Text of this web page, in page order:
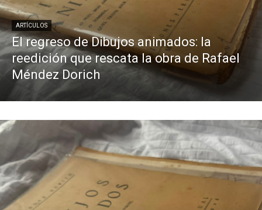
ARTÍCULOS
El regreso de Dibujos animados: la
reedición que rescata la obra de Rafael
Méndez Dorich